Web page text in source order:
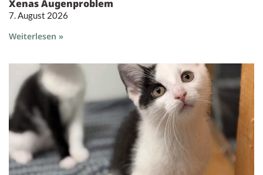
Xenas Augenproblem
7. August 2026
Weiterlesen »